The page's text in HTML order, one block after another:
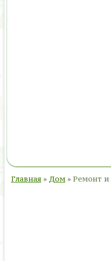
Главная » Дом » Ремонт и